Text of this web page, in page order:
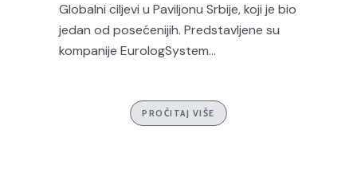
Globalni ciljevi u Paviljonu Srbije, koji je bio
jedan od posećenijih. Predstavljene su
kompanije EurologSystem...
PROČITAJ VIŠE